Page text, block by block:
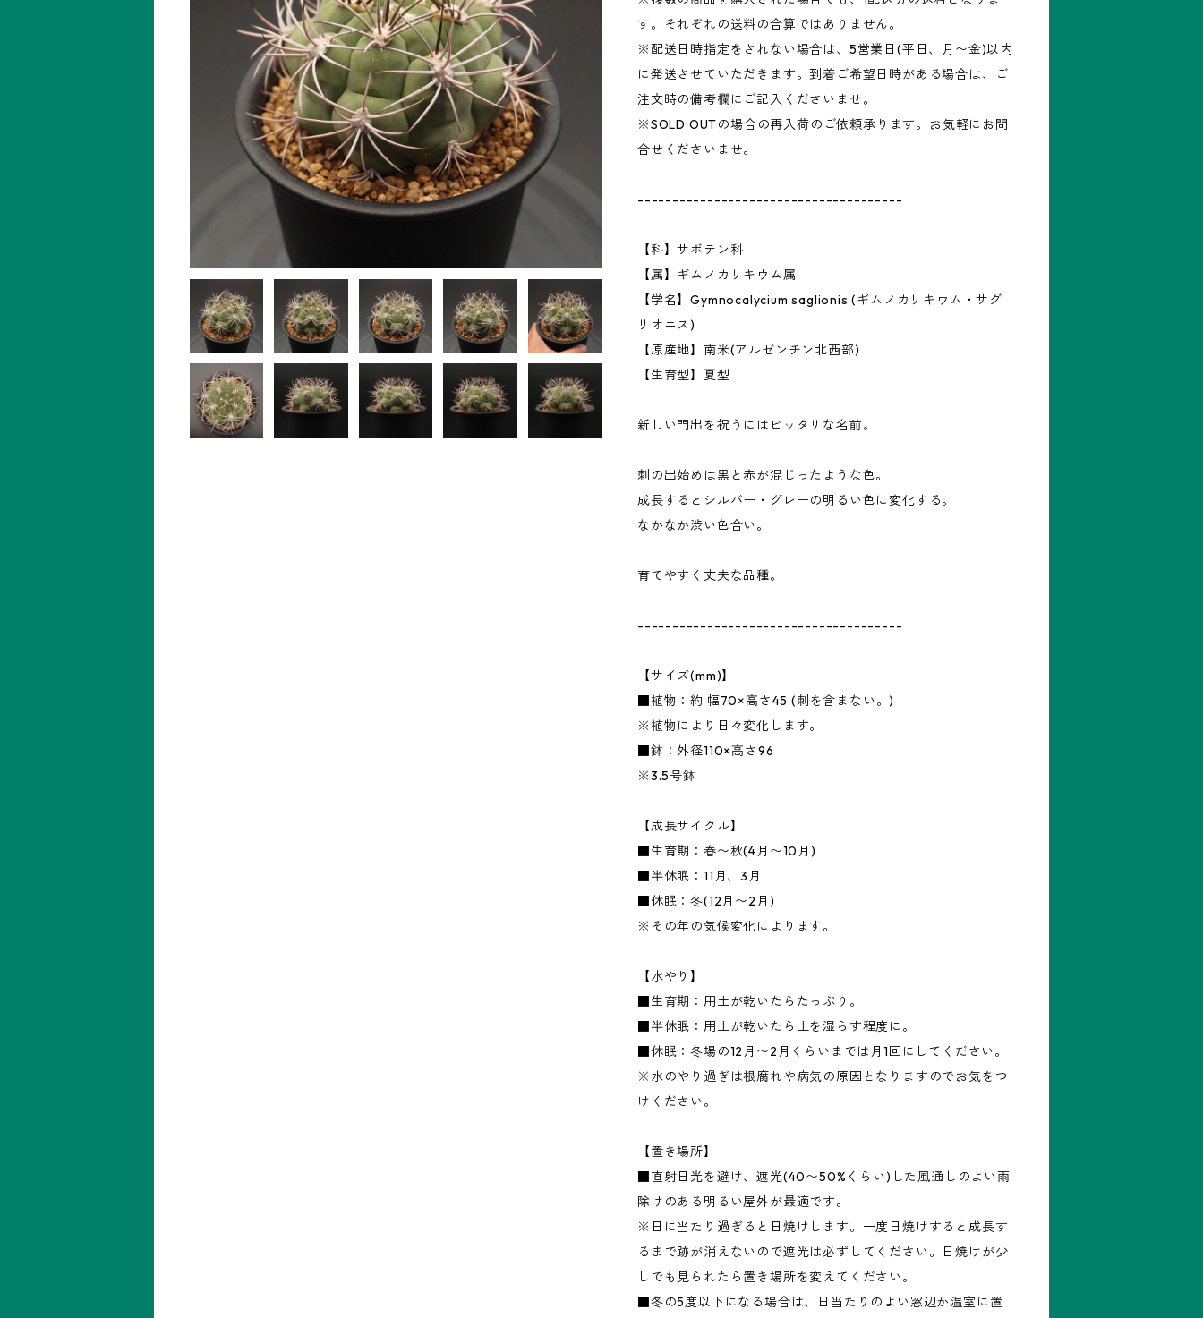
す。それぞれの送料の合算ではありません。
※配送日時指定をされない場合は、5営業日(平日、月〜金)以内
に発送させていただきます。到着ご希望日時がある場合は、ご
注文時の備考欄にご記入くださいませ。
※SOLD OUTの場合の再入荷のご依頼承ります。お気軽にお問
合せくださいませ。
--------------------------------------
【科】サボテン科
【属】ギムノカリキウム属
【学名】Gymnocalycium saglionis (ギムノカリキウム・サグ
リオニス)
【原産地】南米(アルゼンチン北西部)
【生育型】夏型
新しい門出を祝うにはピッタリな名前。
刺の出始めは黒と赤が混じったような色。
成長するとシルバー・グレーの明るい色に変化する。
なかなか渋い色合い。
育てやすく丈夫な品種。
--------------------------------------
【サイズ(mm)】
■植物：約 幅70×高さ45 (刺を含まない。)
※植物により日々変化します。
■鉢：外径110×高さ96
※3.5号鉢
【成長サイクル】
■生育期：春〜秋(4月〜10月)
■半休眠：11月、3月
■休眠：冬(12月〜2月)
※その年の気候変化によります。
【水やり】
■生育期：用土が乾いたらたっぷり。
■半休眠：用土が乾いたら土を湿らす程度に。
■休眠：冬場の12月〜2月くらいまでは月1回にしてください。
※水のやり過ぎは根腐れや病気の原因となりますのでお気をつ
けください。
【置き場所】
■直射日光を避け、遮光(40〜50%くらい)した風通しのよい雨
除けのある明るい屋外が最適です。
※日に当たり過ぎると日焼けします。一度日焼けすると成長す
るまで跡が消えないので遮光は必ずしてください。日焼けが少
しでも見られたら置き場所を変えてください。
■冬の5度以下になる場合は、日当たりのよい窓辺か温室に置